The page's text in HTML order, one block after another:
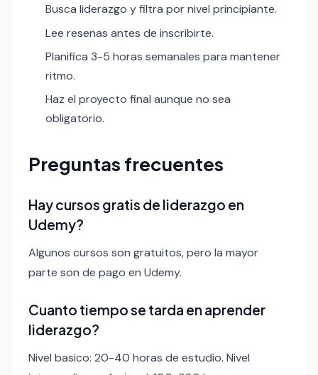
Busca liderazgo y filtra por nivel principiante.
Lee resenas antes de inscribirte.
Planifica 3-5 horas semanales para mantener
ritmo.
Haz el proyecto final aunque no sea
obligatorio.
Preguntas frecuentes
Hay cursos gratis de liderazgo en
Udemy?
Algunos cursos son gratuitos, pero la mayor
parte son de pago en Udemy.
Cuanto tiempo se tarda en aprender
liderazgo?
Nivel basico: 20-40 horas de estudio. Nivel